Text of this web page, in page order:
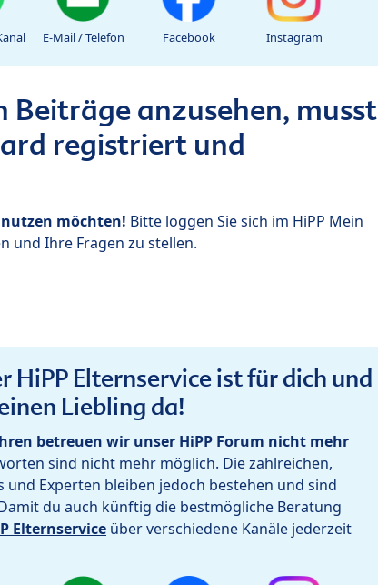
E-Mail / Telefon Facebook Instagram
Beiträge anzusehen, musst
registriert und
nutzen möchten! Bitte loggen Sie sich im HiPP Mein
und Ihre Fragen zu stellen.
HiPP Elternservice ist für dich und
Liebling da!
betreuen wir unser HiPP Forum nicht mehr
sind nicht mehr möglich. Die zahlreichen,
Experten bleiben jedoch bestehen und sind
du auch künftig die bestmögliche Beratung
Elternservice über verschiedene Kanäle jederzeit